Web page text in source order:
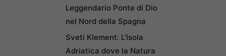
Leggendario Ponte di Dio
nel Nord della Spagna
Sveti Klement: L’Isola
Adriatica dove la Natura